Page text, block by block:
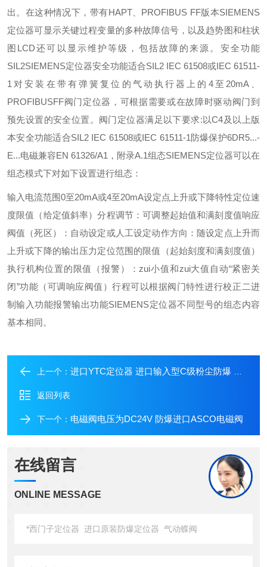
出。在这种情况下，带有HAPT、PROFIBUS FF版本SIEMENS
定位器可显示关键过程变量的多种故障信号，以及趋势图和柱状
图 LCD还可以显示维护等级，包括故障的来源。 安全功能
SIL2SIEMENS定位器安全功能适合SIL2 IEC 61508或IEC 61511-
1对安装在带有弹簧复位的气动执行器上的4至20mA、
PROFIBUSFF阀门定位器，可根据需要或在故障时驱动阀门到
预先设置的安全位置。 阀门定位器满足以下要求:以C4及以上版
本安全功能适合SIL2 IEC 61508或IEC 61511-1防爆保护6DR5...-
E...电磁兼容EN 61326/A1，附录A.1组态SIEMENS定位器可以在
组态模式下对如下设置进行组态：
输入电流范围0至20mA或4至20mA设定点上升或下降特性定位速
度限值（给定值斜率）分程调节：可调整起始值和满刻度值响应
阀值（死区）：自动设定或人工设定动作方向：随设定点上升而
上升或下降的输出压力定位范围的限值（起始刻度和满刻度值）
执行机构位置的限值（报警）：zui小值和zui大值 自动“紧密关
闭”功能（可调响应阀值）行程可以根据阀门特性进行校正 二进
制输入功能报警输出功能SIEMENS定位器不同型号的组态内容
基本相同。
上一个： 进口YTC定位器 进口输入型C级粉尘防爆 进口气动附件
返回列表
下一个： 电磁阀电压为DC24V 防爆进口ASCO电磁阀
在线留言
ONLINE MESSAGE